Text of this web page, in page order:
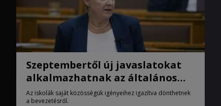
Szeptembertől új javaslatokat
alkalmazhatnak az általános
iskolák
Az iskolák saját közösségük igényeihez igazítva dönthetnek
a bevezetésről.